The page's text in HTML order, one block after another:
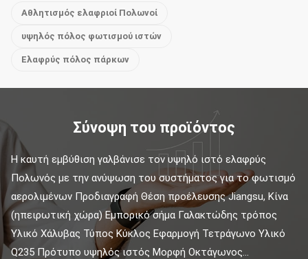
Αθλητισμός ελαφριοί Πολωνοί
υψηλός πόλος φωτισμού ιστών
Ελαφρύς πόλος πάρκων
Σύνοψη του προϊόντος
Η καυτή εμβύθιση γαλβάνισε τον υψηλό ιστό ελαφρύς
Πολωνός με την ανύψωση του συστήματος για το φωτισμό
αερολιμένων Προδιαγραφή Θέση προέλευσης Jiangsu, Κίνα
(ηπειρωτική χώρα) Εμπορικό σήμα Γαλακτώδης τρόπος
Υλικό Χάλυβας Τύπος Κύκλος Εφαρμογή Τετράγωνο Υλικό
Q235 Πρότυπο υψηλός ιστός Μορφή Οκτάγωνος...